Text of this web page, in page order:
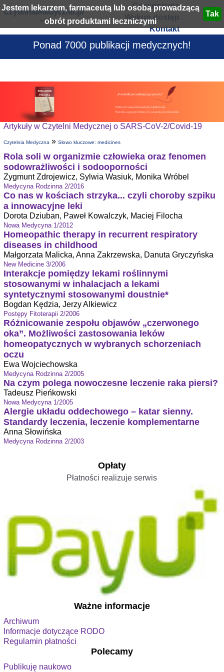
Jestem lekarzem, farmaceutą lub osobą prowadzącą
obrót produktami leczniczymi
Czasopisma
Wykup dostęp
Kontakt
Ponad 7000 publikacji medycznych!
Artykuły w Czytelni Medycznej o SARS-CoV-2/Covid-19
Czytelnia Medyczna» Słowo kluczowe: medicines
Rola soli w organizmie człowieka oraz fenomen
sodowrażliwości i sodooporności
Zygmunt Zdrojewicz, Sylwia Wasiuk, Monika Wróbel
Medycyna Rodzinna 2/2016
Co nas w kościach strzyka... czyli choroby szpiku
a innowacyjne leki
Dorota Dziuban, Paweł Kowalczyk, Maciej Filocha
Nowa Medycyna 1/2012
Homeopathic therapy in recurrent respiratory
diseases in childhood
Małgorzata Malicka, Anna Zakrzewska, Danuta Gryczyńska
New Medicine 3/2006
Interakcje pomiędzy lekami roślinnymi
stosowanymi w inhalacjach a lekami
syntetycznymi stosowanymi doustnie*
Bogdan Kędzia, Jerzy Alkiewicz
Postępy Fitoterapii 2/2006
Różnicowanie zespołu objawów „czerwonego
oka”. Możliwości zastosowania leków
homeopatycznych w wybranych schorzeniach
oczu
Ewa Wojciechowska
Medycyna Rodzinna 2/2005
Na czym polega nowoczesne leczenie raka piersi?
Tadeusz Pieńkowski
Nowa Medycyna 1/2005
Alergie układu oddechowego – katar sienny.
Standardy leczenia, leczenie komplementarne
Anna Słowińska
Medycyna Rodzinna 2/2003
Opłaty
Płatności realizuje serwis
Ważne informacje
Archiwum
Informacje dotyczące RODO
Regulamin płatności
Polecamy
Publikuję naukowo